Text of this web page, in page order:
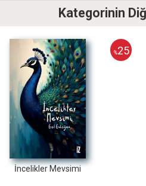
Kategorinin
Yaşadığımız Günler